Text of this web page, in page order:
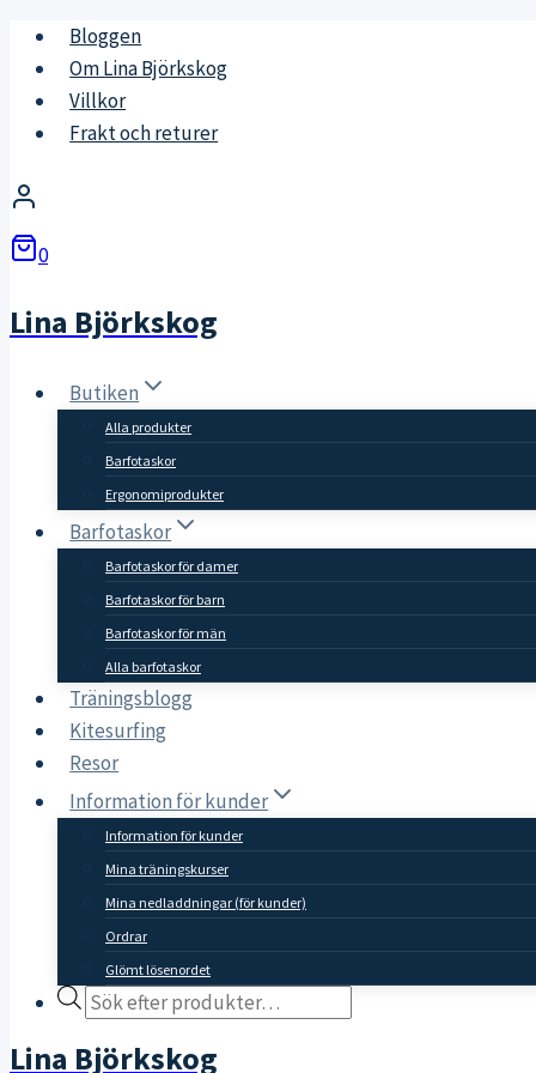
Skip
content
Bloggen
Om Lina Björkskog
Villkor
Frakt och returer
0
Lina Björkskog
Butiken
Alla produkter
Barfotaskor
Ergonomiprodukter
Barfotaskor
Barfotaskor för damer
Barfotaskor för barn
Barfotaskor för män
Alla barfotaskor
Träningsblogg
Kitesurfing
Resor
Information för kunder
Information för kunder
Mina träningskurser
Mina nedladdningar (för kunder)
Ordrar
Glömt lösenordet
Products
Lina Björkskog